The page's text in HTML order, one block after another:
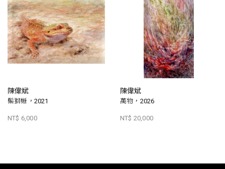
陳偉斌
鬃獅蜥，2021
NT$ 6,000
陳偉斌
萬物，2026
NT$ 20,000